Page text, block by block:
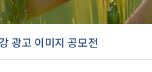
광고 이미지 공모전